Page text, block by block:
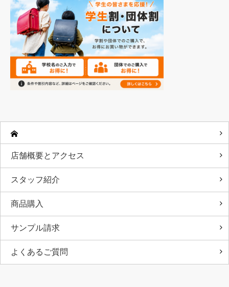
店舗概要とアクセス
スタッフ紹介
商品購入
サンプル請求
よくあるご質問